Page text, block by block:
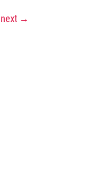
next →